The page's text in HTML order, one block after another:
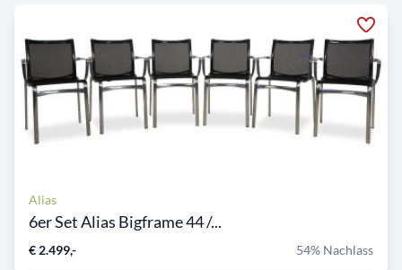
Alias
6er Set Alias Bigframe 44 /...
€ 2.499,- 54% Nachlass